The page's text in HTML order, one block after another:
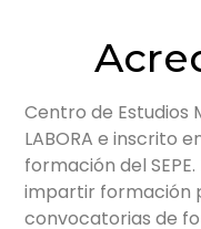
Centro de
LABORA e inscrito
formación del
impartir formación
convocatorias de